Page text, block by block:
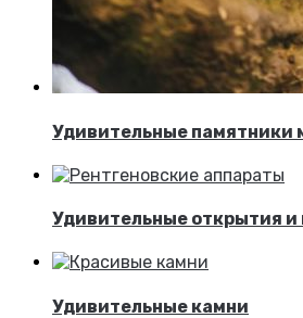
Удивительные памятники
Удивительные открытия и
Удивительные камни